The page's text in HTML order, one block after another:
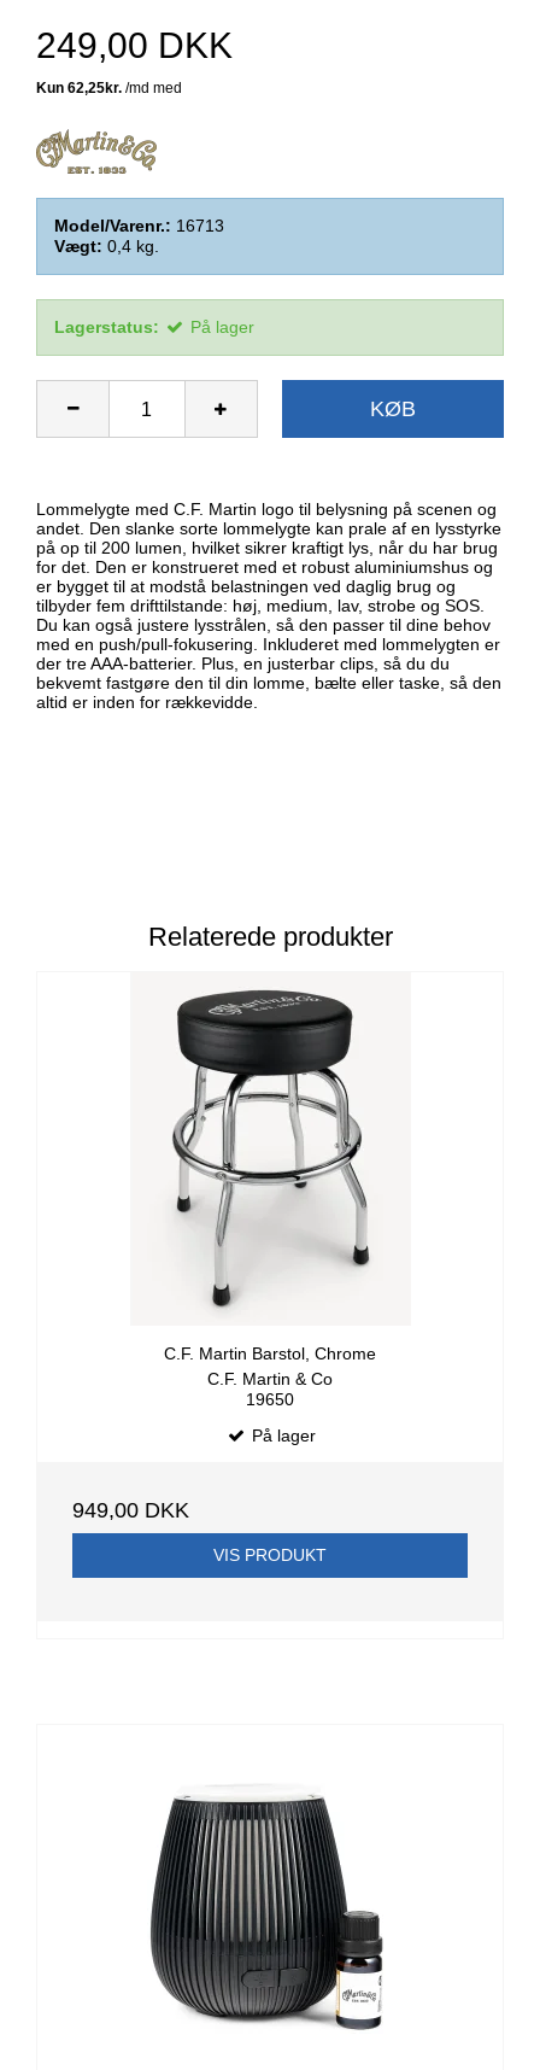
249,00 DKK
Model/Varenr.: 16713
Vægt: 0,4 kg.
Lagerstatus: På lager
KØB
Lommelygte med C.F. Martin logo til belysning på scenen og
andet. Den slanke sorte lommelygte kan prale af en lysstyrke
på op til 200 lumen, hvilket sikrer kraftigt lys, når du har brug
for det. Den er konstrueret med et robust aluminiumshus og
er bygget til at modstå belastningen ved daglig brug og
tilbyder fem drifttilstande: høj, medium, lav, strobe og SOS.
Du kan også justere lysstrålen, så den passer til dine behov
med en push/pull-fokusering. Inkluderet med lommelygten er
der tre AAA-batterier. Plus, en justerbar clips, så du du
bekvemt fastgøre den til din lomme, bælte eller taske, så den
altid er inden for rækkevidde.
Relaterede produkter
C.F. Martin Barstol, Chrome
C.F. Martin & Co
19650
På lager
949,00 DKK
VIS PRODUKT